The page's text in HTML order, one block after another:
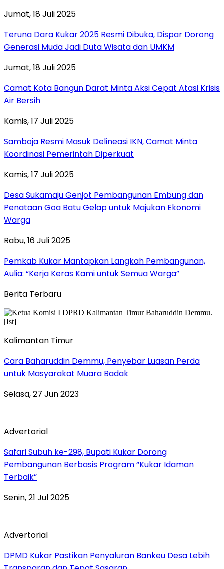
Jumat, 18 Juli 2025
Teruna Dara Kukar 2025 Resmi Dibuka, Dispar Dorong
Generasi Muda Jadi Duta Wisata dan UMKM
Jumat, 18 Juli 2025
Camat Kota Bangun Darat Minta Aksi Cepat Atasi Krisis
Air Bersih
Kamis, 17 Juli 2025
Samboja Resmi Masuk Delineasi IKN, Camat Minta
Koordinasi Pemerintah Diperkuat
Kamis, 17 Juli 2025
Desa Sukamaju Genjot Pembangunan Embung dan
Penataan Goa Batu Gelap untuk Majukan Ekonomi
Warga
Rabu, 16 Juli 2025
Pemkab Kukar Mantapkan Langkah Pembangunan,
Aulia: “Kerja Keras Kami untuk Semua Warga”
Berita Terbaru
Kalimantan Timur
Cara Baharuddin Demmu, Penyebar Luasan Perda
untuk Masyarakat Muara Badak
Selasa, 27 Jun 2023
Advertorial
Safari Subuh ke-298, Bupati Kukar Dorong
Pembangunan Berbasis Program “Kukar Idaman
Terbaik”
Senin, 21 Jul 2025
Advertorial
DPMD Kukar Pastikan Penyaluran Bankeu Desa Lebih